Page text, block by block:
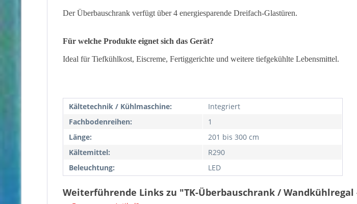
Der Überbauschrank verfügt über 4 energiesparende Dreifach-Glastüren.
Für welche Produkte eignet sich das Gerät?
Ideal für Tiefkühlkost, Eiscreme, Fertiggerichte und weitere tiefgekühlte Lebensmittel.
Kältetechnik / Kühlmaschine:
Integriert
Fachbodenreihen:
1
Länge:
201 bis 300 cm
Kältemittel:
R290
Beleuchtung:
LED
Weiterführende Links zu "TK-Überbauschrank / Wandkühlregal -